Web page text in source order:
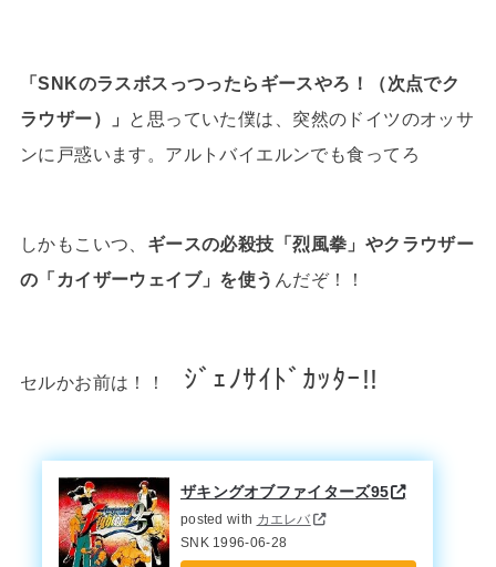
「SNKのラスボスっつったらギースやろ！（次点でク
ラウザー）」 と思っていた僕は、突然のドイツのオッサ
ンに戸惑います。アルトバイエルンでも食ってろ
しかもこいつ、 ギースの必殺技「烈風拳」やクラウザー
の「カイザーウェイブ」を使う んだぞ！！
セルかお前は！！ ｼﾞｪﾉｻｲﾄﾞｶｯﾀｰ!!
ザキングオブファイターズ95
posted with カエレバ
SNK 1996-06-28